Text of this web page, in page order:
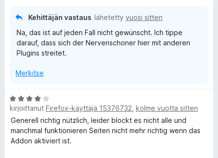
Kehittäjän vastaus lähetetty vuosi sitten
Na, das ist auf jeden Fall nicht gewünscht. Ich tippe
darauf, dass sich der Nervenschoner hier mit anderen
Plugins streitet.
Merkitse
A
r
v
o
kirjoittanut Firefox-käyttäjä 15376732 kolme vuotta sitten
Generell richtig nützlich, leider blockt es nicht alle und
manchmal funktionieren Seiten nicht mehr richtig wenn das
Addon aktiviert ist.